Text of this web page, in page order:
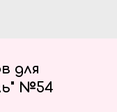
для
№54